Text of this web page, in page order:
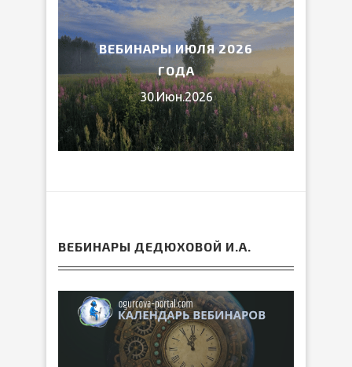
ВЕБИНАРЫ ИЮЛЯ 2026
ГОДА
30.Июн.2026
ВЕБИНАРЫ ДЕДЮХОВОЙ И.А.